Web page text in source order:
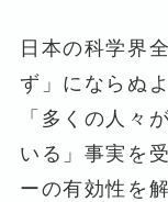
日本の科学界
ず」にならぬ
「多くの人々
いる」事実を
ーの有効性を